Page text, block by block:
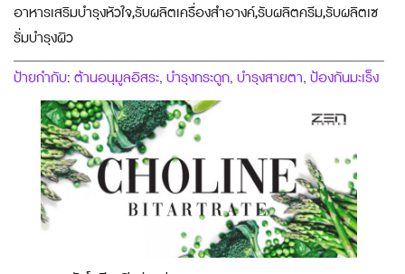
อาหารเสริมบำรุงหัวใจ,รับผลิตเครื่องสำอางค์,รับผลิตครีม,รับผลิตเซ
รั่มบำรุงผิว
ป้ายกำกับ: ต้านอนุมูลอิสระ, บำรุงกระดูก, บำรุงสายตา, ป้องกันมะเร็ง